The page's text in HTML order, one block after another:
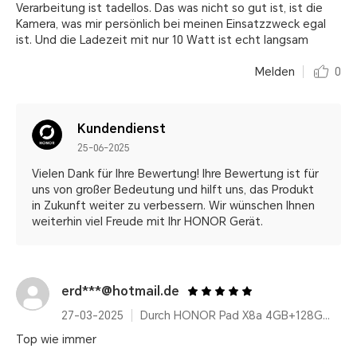
Verarbeitung ist tadellos. Das was nicht so gut ist, ist die
Kamera, was mir persönlich bei meinen Einsatzzweck egal
ist. Und die Ladezeit mit nur 10 Watt ist echt langsam
Melden 0
Kundendienst
25-06-2025
Vielen Dank für Ihre Bewertung! Ihre Bewertung ist für
uns von großer Bedeutung und hilft uns, das Produkt
in Zukunft weiter zu verbessern. Wir wünschen Ihnen
weiterhin viel Freude mit Ihr HONOR Gerät.
erd***@hotmail.de
27-03-2025
Durch HONOR Pad X8a 4GB+128GB, 11 Zoll Display, Space Grey, 8300mAh Ultragroßer Akku, Snapdragon 6nm Chipset
Top wie immer